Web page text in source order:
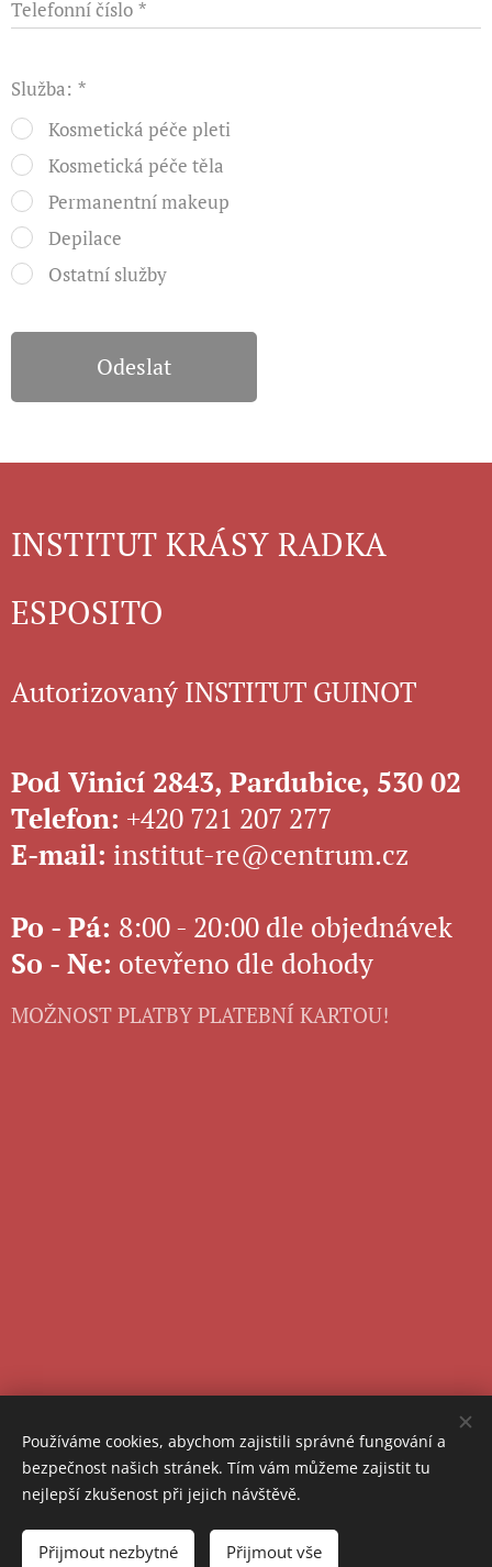
Telefonní číslo
Služba:
Kosmetická péče pleti
Kosmetická péče těla
Permanentní makeup
Depilace
Ostatní služby
Odeslat
INSTITUT KRÁSY RADKA
ESPOSITO
Autorizovaný INSTITUT GUINOT
Pod Vinicí 2843, Pardubice, 530 02
Telefon: +420 721 207 277
E-mail: institut-re@centrum.cz
Po - Pá: 8:00 - 20:00 dle objednávek
So - Ne: otevřeno dle dohody
MOŽNOST PLATBY PLATEBNÍ KARTOU!
© 2023 Všechna práva vyhrazena
Cookies
Používáme cookies, abychom zajistili správné fungování a
bezpečnost našich stránek. Tím vám můžeme zajistit tu
nejlepší zkušenost při jejich návštěvě.
Přijmout nezbytné Přijmout vše